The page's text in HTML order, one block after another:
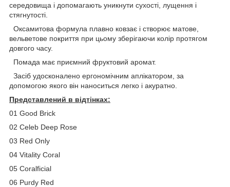
середовища і допомагають уникнути сухості, лущення і
стягнутості.
Оксамитова формула плавно ковзає і створює матове,
вельветове покриття при цьому зберігаючи колір протягом
довгого часу.
Помада має приємний фруктовий аромат.
Засіб удосконалено ергономічним аплікатором, за
допомогою якого він наноситься легко і акуратно.
Представлений в відтінках:
01 Good Brick
02 Celeb Deep Rose
03 Red Only
04 Vitality Coral
05 Coralficial
06 Purdy Red